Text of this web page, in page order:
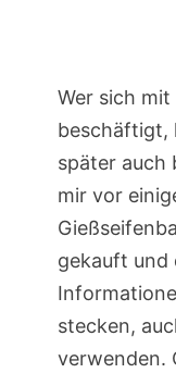
Wer sich mit
beschäftigt,
später auch
mir vor
gekauft und
stecken,
verwenden.